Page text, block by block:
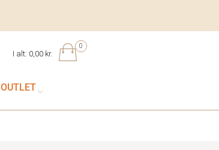
0
I alt: 0,00 kr.
OUTLET